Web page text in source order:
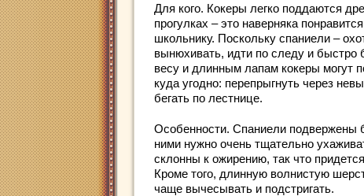
Для кого. Кокеры легко поддаются
прогулках – это наверняка
школьнику. Поскольку спаниели –
вынюхивать, идти по следу и быстро
весу и длинным лапам кокеры могут
куда угодно: перепрыгнуть через
бегать по лестнице.
Особенности. Спаниели подвержены
ними нужно очень тщательно
склонны к ожирению, так что
Кроме того, длинную волнистую
чаще вычесывать и подстригать.